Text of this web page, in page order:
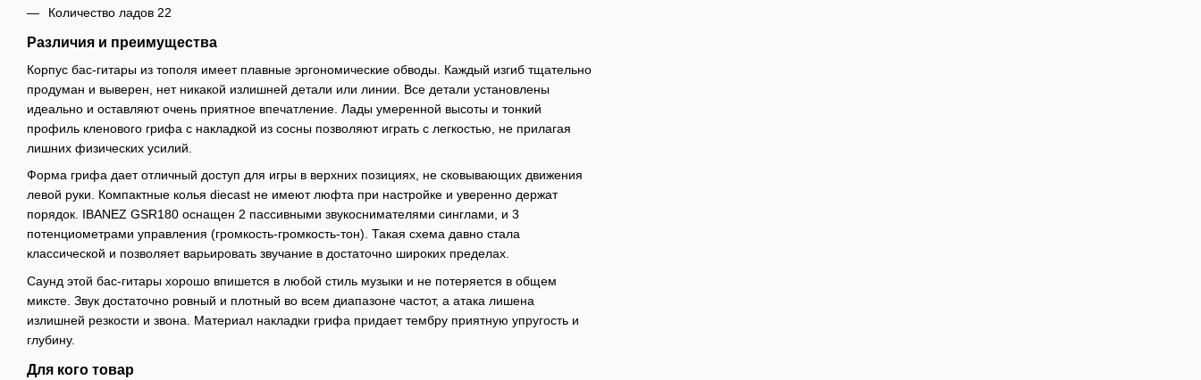
Количество ладов 22
Различия и преимущества
Корпус бас-гитары из тополя имеет плавные эргономические обводы. Каждый изгиб тщательно
продуман и выверен, нет никакой излишней детали или линии. Все детали установлены
идеально и оставляют очень приятное впечатление. Лады умеренной высоты и тонкий
профиль кленового грифа с накладкой из сосны позволяют играть с легкостью, не прилагая
лишних физических усилий.
Форма грифа дает отличный доступ для игры в верхних позициях, не сковывающих движения
левой руки. Компактные колья diecast не имеют люфта при настройке и уверенно держат
порядок. IBANEZ GSR180 оснащен 2 пассивными звукоснимателями синглами, и 3
потенциометрами управления (громкость-громкость-тон). Такая схема давно стала
классической и позволяет варьировать звучание в достаточно широких пределах.
Саунд этой бас-гитары хорошо впишется в любой стиль музыки и не потеряется в общем
миксте. Звук достаточно ровный и плотный во всем диапазоне частот, а атака лишена
излишней резкости и звона. Материал накладки грифа придает тембру приятную упругость и
глубину.
Для кого товар